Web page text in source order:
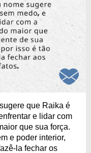
que Raika é
e lidar com
que sua força.
e poder interior,
la fechar os